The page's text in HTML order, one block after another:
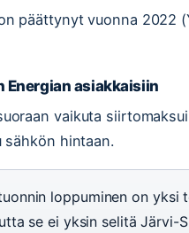
päättynyt vuonna 2022
Energian asiakkaisiin
vaikuta
sähkön hintaan.
loppuminen on yksi
se ei yksin selitä Järvi-